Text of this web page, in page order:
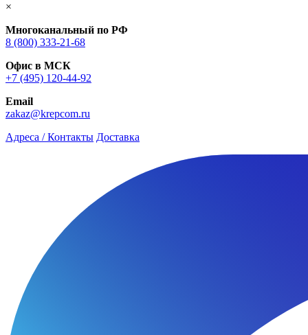
×
Многоканальный по РФ
8 (800) 333‑21-68
Офис в МСК
+7 (495) 120-44-92
Email
zakaz@krepcom.ru
Адреса / Контакты Доставка